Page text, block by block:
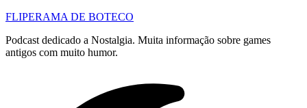
FLIPERAMA DE BOTECO
Podcast dedicado a Nostalgia. Muita informação sobre games
antigos com muito humor.